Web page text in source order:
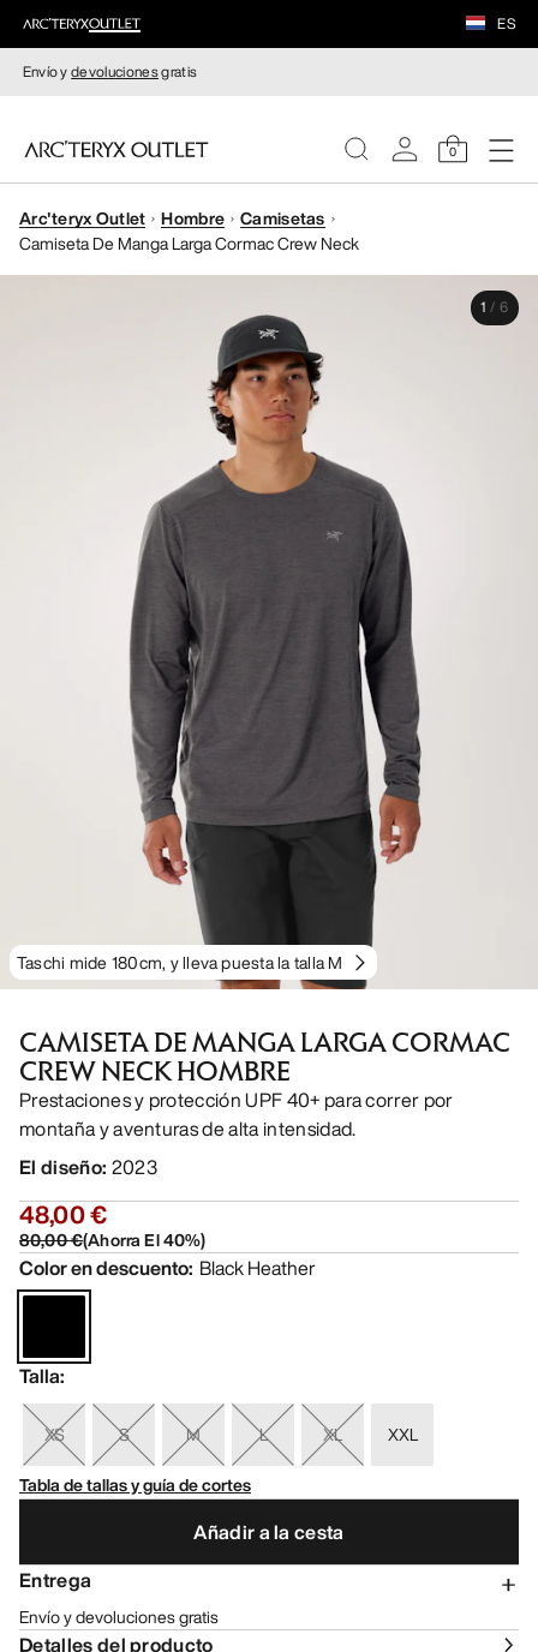
ES
Envío ydevolucionesgratis
0
MUJERE
Arc'teryx Outlet Hombre
Camisetas
Camiseta De Manga Larga Cormac Crew Neck
Taschi mide 180cm, y lleva puesta la talla M
1 / 6
CAMISETA DE MANGA LARGA CORMAC
CREW NECK HOMBRE
Prestaciones y protección UPF 40+ para correr por
montaña y aventuras de alta intensidad.
El diseño: 2023
48,00 €
80,00 €(Ahorra El40%)
Color en descuento: Black Heather
Talla:
XS S M L XL
XXL
Tabla de tallas y guía de cortes
Añadir a la cesta
Entrega
Envío y devoluciones gratis
Detalles del producto